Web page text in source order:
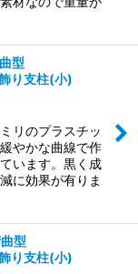
型
り支柱(小)
リのプラスチッ
やかな曲線で作
います。黒く成
に効果が有りま
型
り支柱(小)